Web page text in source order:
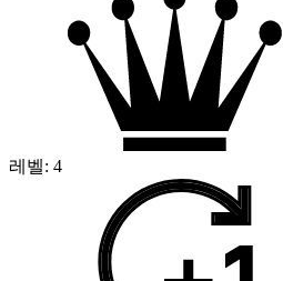
레벨: 4